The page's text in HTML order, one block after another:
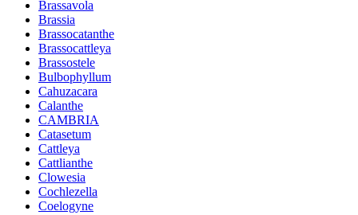
Brassavola
Brassia
Brassocatanthe
Brassocattleya
Brassostele
Bulbophyllum
Cahuzacara
Calanthe
CAMBRIA
Catasetum
Cattleya
Cattlianthe
Clowesia
Cochlezella
Coelogyne